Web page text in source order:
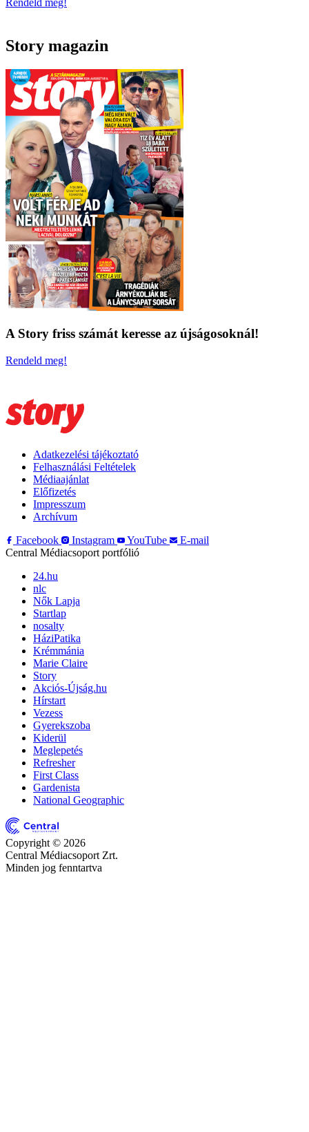
Story magazin
A Story friss számát keresse az újságosoknál!
Rendeld meg!
Adatkezelési tájékoztató
Felhasználási Feltételek
Médiaajánlat
Előfizetés
Impresszum
Archívum
Facebook
Instagram YouTube
E-mail
Central Médiacsoport portfólió
24.hu
nlc
Nők Lapja
Startlap
nosalty
HáziPatika
Krémmánia
Marie Claire
Story
Akciós-Újság.hu
Hírstart
Vezess
Gyerekszoba
Kiderül
Meglepetés
Refresher
First Class
Gardenista
National Geographic
Copyright © 2026
Central Médiacsoport Zrt.
Minden jog fenntartva